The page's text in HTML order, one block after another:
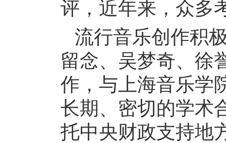
评，近年来，众多
流行音乐创作积
留念、吴梦奇、徐
作，与上海音乐学
长期、密切的学术
托中央财政支持地